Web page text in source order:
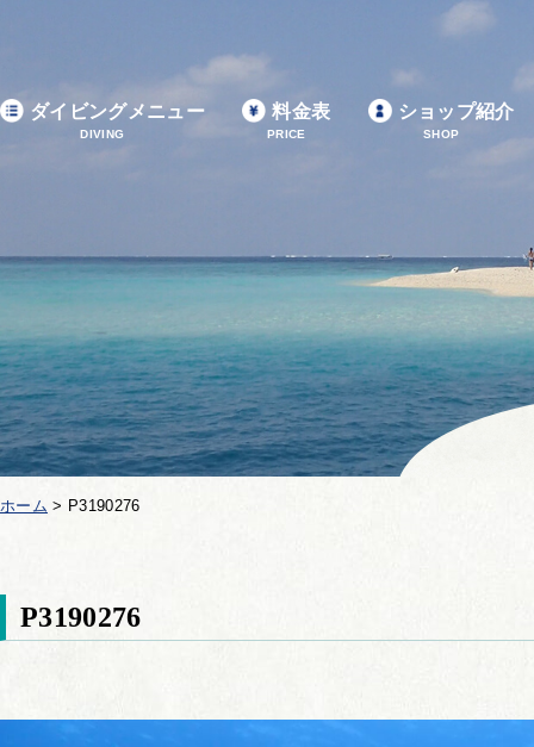
ダイビングメニュー
DIVING
料金表
PRICE
ショップ紹介
SHOP
ホーム > P3190276
P3190276